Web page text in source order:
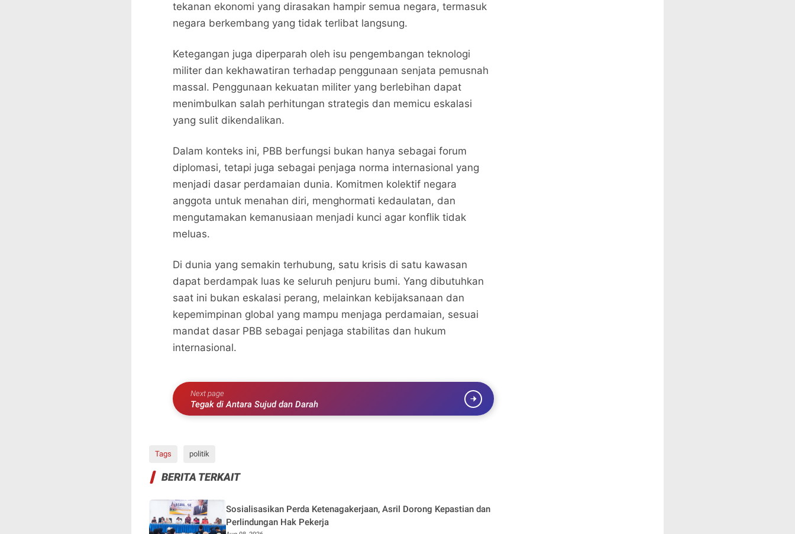
Ketegangan Global: Dunia di Ambang Krisis Besar
Jika Konflik Iran Terus Memanas
Bagikan ke media lain
tekanan ekonomi yang dirasakan hampir semua negara, termasuk
negara berkembang yang tidak terlibat langsung.
Ketegangan juga diperparah oleh isu pengembangan teknologi
militer dan kekhawatiran terhadap penggunaan senjata pemusnah
massal. Penggunaan kekuatan militer yang berlebihan dapat
menimbulkan salah perhitungan strategis dan memicu eskalasi
yang sulit dikendalikan.
Dalam konteks ini, PBB berfungsi bukan hanya sebagai forum
diplomasi, tetapi juga sebagai penjaga norma internasional yang
menjadi dasar perdamaian dunia. Komitmen kolektif negara
anggota untuk menahan diri, menghormati kedaulatan, dan
mengutamakan kemanusiaan menjadi kunci agar konflik tidak
meluas.
Di dunia yang semakin terhubung, satu krisis di satu kawasan
dapat berdampak luas ke seluruh penjuru bumi. Yang dibutuhkan
saat ini bukan eskalasi perang, melainkan kebijaksanaan dan
kepemimpinan global yang mampu menjaga perdamaian, sesuai
mandat dasar PBB sebagai penjaga stabilitas dan hukum
internasional.
Next page
Tegak di Antara Sujud dan Darah
Tags politik
Ketegangan Global: Dunia di Ambang Krisis Besar
Jika Konflik Iran Terus Memanas
Bagikan ke media lain
BERITA TERKAIT
Sosialisasikan Perda Ketenagakerjaan, Asril Dorong Kepastian dan
Perlindungan Hak Pekerja